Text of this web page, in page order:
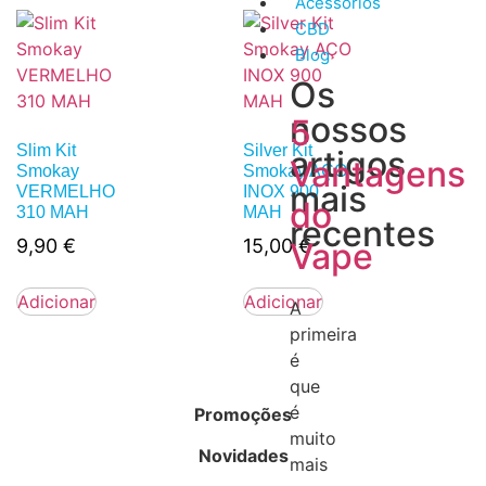
CBD
Blog
Os
nossos
artigos
mais
recentes
5
Vantagens
do
Vape
A
primeira
é
que
é
muito
mais
Slim Kit
Smokay
VERMELHO
310 MAH
9,90 €
Adicionar
Silver Kit
Smokay AÇO
INOX 900
MAH
15,00€
Adicionar
Promoções
Novidades